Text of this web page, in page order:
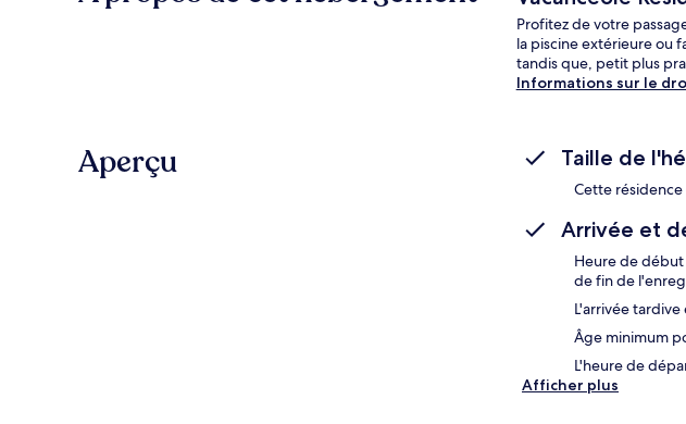
Profitez de votre
la piscine extérieure ou
tandis que, petit plus
Informations sur le
Aperçu Taille de
Cette résidence
Arrivée et
Heure de
de fin de
L'arrivée
Âge minimum
L'heure de
Afficher plus